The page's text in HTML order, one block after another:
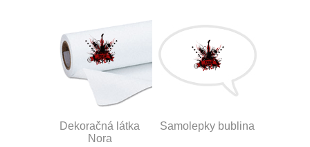
Dekoračná látka
Nora
Samolepky bublina